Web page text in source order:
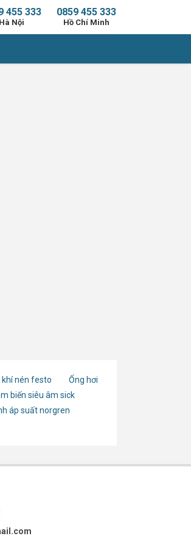
0859 455 333
Hồ Chí Minh
455 333
Hà Nội
khí nén festo
Ống hơi
biến siêu âm sick
áp suất norgren